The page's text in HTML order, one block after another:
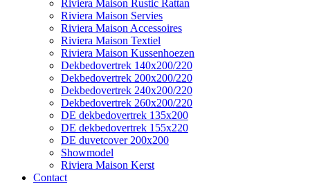
Riviera Maison Rustic Rattan
Riviera Maison Servies
Riviera Maison Accessoires
Riviera Maison Textiel
Riviera Maison Kussenhoezen
Dekbedovertrek 140x200/220
Dekbedovertrek 200x200/220
Dekbedovertrek 240x200/220
Dekbedovertrek 260x200/220
DE dekbedovertrek 135x200
DE dekbedovertrek 155x220
DE duvetcover 200x200
Showmodel
Riviera Maison Kerst
Contact